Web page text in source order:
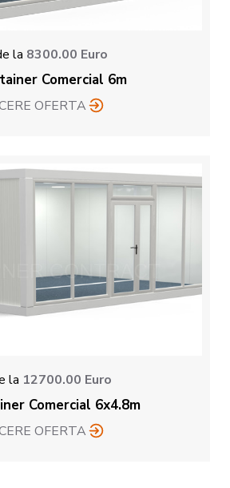
la 8300.00 Euro
Comercial 6m
OFERTA
la 12700.00 Euro
Comercial 6x4.8m
OFERTA